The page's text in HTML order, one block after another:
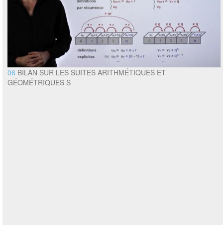
06 BILAN SUR LES SUITES ARITHMÉTIQUES ET
GÉOMÉTRIQUES S